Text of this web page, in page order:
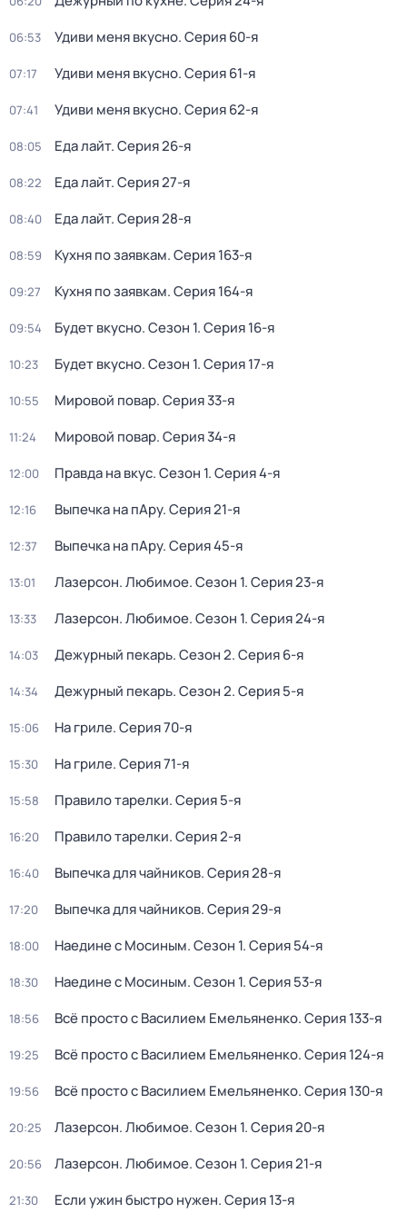
06:53 Удиви меня вкусно. Серия 60-я
07:17 Удиви меня вкусно. Серия 61-я
07:41 Удиви меня вкусно. Серия 62-я
08:05 Еда лайт. Серия 26-я
08:22 Еда лайт. Серия 27-я
08:40 Еда лайт. Серия 28-я
08:59 Кухня по заявкам. Серия 163-я
09:27 Кухня по заявкам. Серия 164-я
09:54 Будет вкусно. Сезон 1. Серия 16-я
10:23 Будет вкусно. Сезон 1. Серия 17-я
10:55 Мировой повар. Серия 33-я
11:24 Мировой повар. Серия 34-я
12:00 Правда на вкус. Сезон 1. Серия 4-я
12:16 Выпечка на пАру. Серия 21-я
12:37 Выпечка на пАру. Серия 45-я
13:01 Лазерсон. Любимое. Сезон 1. Серия 23-я
13:33 Лазерсон. Любимое. Сезон 1. Серия 24-я
14:03 Дежурный пекарь. Сезон 2. Серия 6-я
14:34 Дежурный пекарь. Сезон 2. Серия 5-я
15:06 На гриле. Серия 70-я
15:30 На гриле. Серия 71-я
15:58 Правило тарелки. Серия 5-я
16:20 Правило тарелки. Серия 2-я
16:40 Выпечка для чайников. Серия 28-я
17:20 Выпечка для чайников. Серия 29-я
18:00 Наедине с Мосиным. Сезон 1. Серия 54-я
18:30 Наедине с Мосиным. Сезон 1. Серия 53-я
18:56 Всё просто с Василием Емельяненко. Серия 133-я
19:25 Всё просто с Василием Емельяненко. Серия 124-я
19:56 Всё просто с Василием Емельяненко. Серия 130-я
20:25 Лазерсон. Любимое. Сезон 1. Серия 20-я
20:56 Лазерсон. Любимое. Сезон 1. Серия 21-я
21:30 Если ужин быстро нужен. Серия 13-я